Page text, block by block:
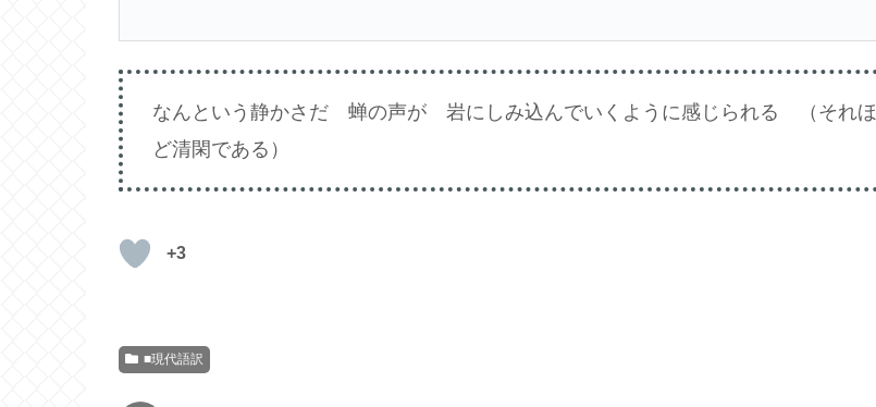
なんという静かさだ 蝉の声が 岩にしみ込んでいくように感じられる （それほ
ど清閑である）
+3
■現代語訳